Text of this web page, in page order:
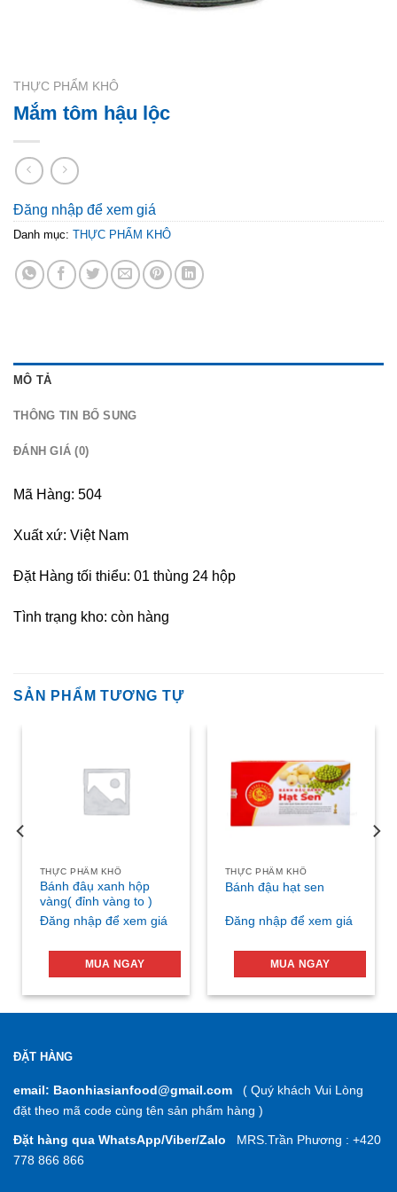
THỰC PHẨM KHÔ
Mắm tôm hậu lộc
Đăng nhập để xem giá
Danh mục: THỰC PHẨM KHÔ
MÔ TẢ
THÔNG TIN BỔ SUNG
ĐÁNH GIÁ (0)
Mã Hàng: 504
Xuất xứ: Việt Nam
Đặt Hàng tối thiểu: 01 thùng 24 hộp
Tình trạng kho: còn hàng
SẢN PHẨM TƯƠNG TỰ
THỰC PHẨM KHÔ
Bánh đâụ xanh hộp
vàng( đỉnh vàng to )
Đăng nhập để xem giá
MUA NGAY
THỰC PHẨM KHÔ
Bánh đậu hạt sen
Đăng nhập để xem giá
MUA NGAY
ĐẶT HÀNG
email: Baonhiasianfood@gmail.com ( Quý khách Vui Lòng
đặt theo mã code cùng tên sản phẩm hàng )
Đặt hàng qua WhatsApp/Viber/Zalo MRS.Trần Phương : +420
778 866 866